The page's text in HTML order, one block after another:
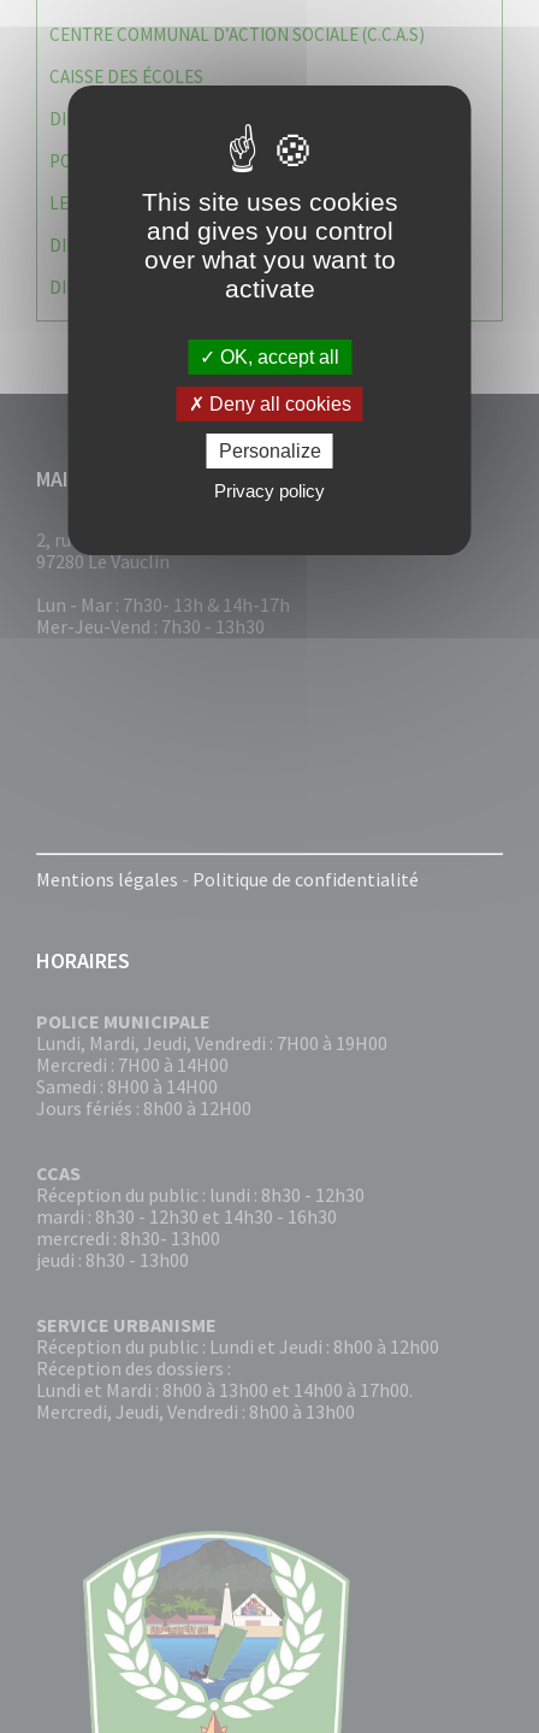
CENTRE COMMUNAL D’ACTION SOCIALE (C.C.A.S)
CAISSE DES ÉCOLES
DIRECTION DES SERVICES TECHNIQUES
POLICE MUNICIPALE
LE CABINET DU MAIRE
DIRECTION DES RESSOURCES ET MOYENS
DIRECTION DU DEVELLOPPEMENT URBAIN DURABL
MAIRIE DU VAUCLIN
2, rue Collignon
97280 Le Vauclin
Lun - Mar : 7h30- 13h & 14h-17h
Mer-Jeu-Vend : 7h30 - 13h30
Mentions légales - Politique de confidentialité
HORAIRES
POLICE MUNICIPALE
Lundi, Mardi, Jeudi, Vendredi : 7H00 à 19H00
Mercredi : 7H00 à 14H00
Samedi : 8H00 à 14H00
Jours fériés : 8h00 à 12H00
CCAS
Réception du public : lundi : 8h30 - 12h30
mardi : 8h30 - 12h30 et 14h30 - 16h30
mercredi : 8h30- 13h00
jeudi : 8h30 - 13h00
SERVICE URBANISME
Réception du public : Lundi et Jeudi : 8h00 à 12h00
Réception des dossiers :
Lundi et Mardi : 8h00 à 13h00 et 14h00 à 17h00.
Mercredi, Jeudi, Vendredi : 8h00 à 13h00
This site uses cookies
and gives you control
over what you want to
activate
OK, accept all
Deny all cookies
Personalize
Privacy policy